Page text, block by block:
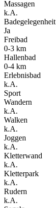
Massagen
k.A.
Badegelegenheit
Ja
Freibad
0-3 km
Hallenbad
0-4 km
Erlebnisbad
k.A.
Sport
Wandern
k.A.
Walken
k.A.
Joggen
k.A.
Kletterwand
k.A.
Kletterpark
k.A.
Rudern
k.A.